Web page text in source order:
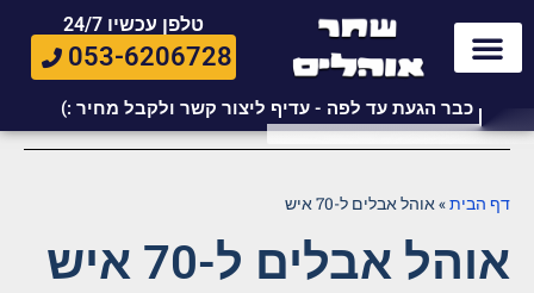
טלפן עכשיו 24/7
053-6206728
כבר הגעת עד לפה - עדיף ליצור קשר ולקבל מחיר :)
דף הבית»אוהל אבלים ל-70 איש
אוהל אבלים ל-70 איש